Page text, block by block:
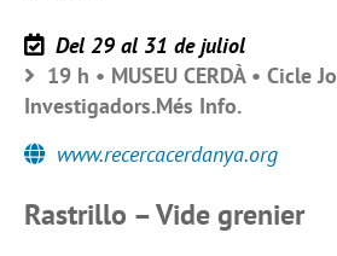
Del 29 al 31 de juliol
19 h • MUSEU CERDÀ • Cicle
Investigadors.Més Info.
www.recercacerdanya.org
Rastrillo – Vide grenier